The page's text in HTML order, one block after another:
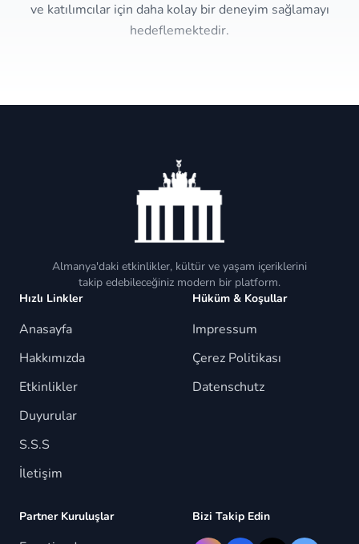
ve katılımcılar için daha kolay bir deneyim sağlamayı
hedeflemektedir.
Almanya'daki etkinlikler, kültür ve yaşam içeriklerini
takip edebileceğiniz modern bir platform.
Hızlı Linkler
Anasayfa
Hakkımızda
Etkinlikler
Duyurular
S.S.S
İletişim
Hüküm & Koşullar
Impressum
Çerez Politikası
Datenschutz
Partner Kuruluşlar Bizi Takip Edin